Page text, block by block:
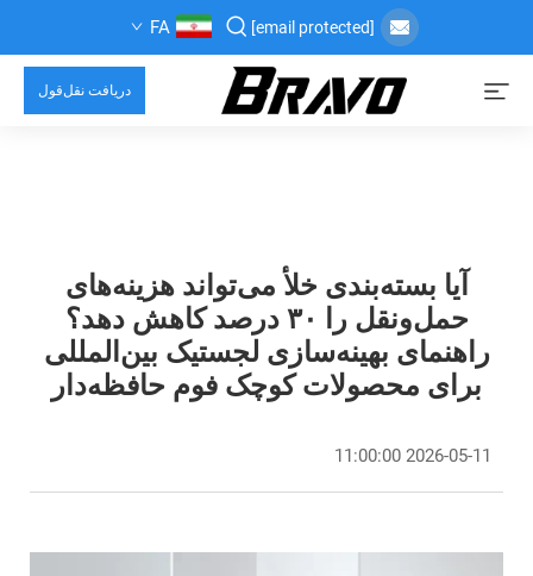
[email protected]
FA
دریافت نقل‌قول
آیا بسته‌بندی خلأ می‌تواند هزینه‌های
حمل‌ونقل را ۳۰ درصد کاهش دهد؟
راهنمای بهینه‌سازی لجستیک بین‌المللی
برای محصولات کوچک فوم حافظه‌دار
2026-05-11 11:00:00